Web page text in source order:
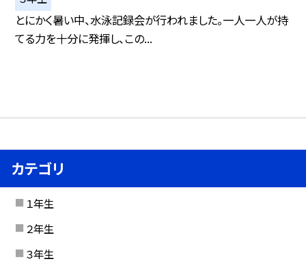
とにかく暑い中、水泳記録会が行われました。一人一人が持
てる力を十分に発揮し、この...
カテゴリ
１年生
２年生
３年生